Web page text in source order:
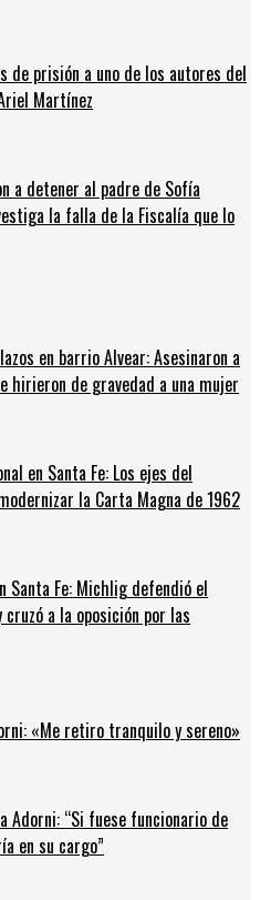
de prisión a uno de los autores del
Martínez
a detener al padre de Sofía
la falla de la Fiscalía que lo
en barrio Alvear: Asesinaron a
hirieron de gravedad a una mujer
en Santa Fe: Los ejes del
la Carta Magna de 1962
Santa Fe: Michlig defendió el
cruzó a la oposición por las
«Me retiro tranquilo y sereno»
Adorni: “Si fuese funcionario de
en su cargo”